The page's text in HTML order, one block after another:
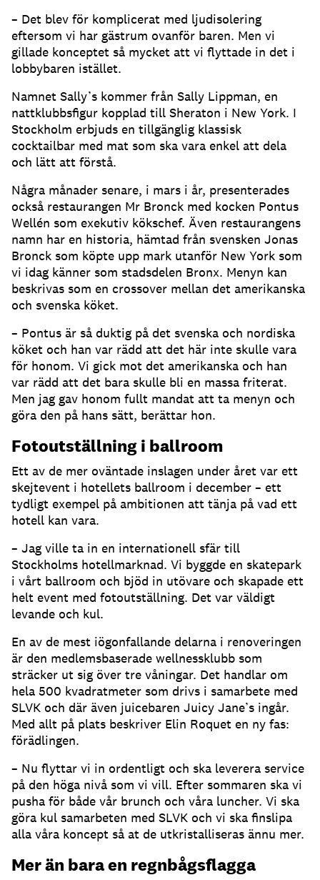
– Det blev för komplicerat med ljudisolering
eftersom vi har gästrum ovanför baren. Men vi
gillade konceptet så mycket att vi flyttade in det i
lobbybaren istället.
Namnet Sally’s kommer från Sally Lippman, en
nattklubbsfigur kopplad till Sheraton i New York. I
Stockholm erbjuds en tillgänglig klassisk
cocktailbar med mat som ska vara enkel att dela
och lätt att förstå.
Några månader senare, i mars i år, presenterades
också restaurangen Mr Bronck med kocken Pontus
Wellén som exekutiv kökschef. Även restaurangens
namn har en historia, hämtad från svensken Jonas
Bronck som köpte upp mark utanför New York som
vi idag känner som stadsdelen Bronx. Menyn kan
beskrivas som en crossover mellan det amerikanska
och svenska köket.
– Pontus är så duktig på det svenska och nordiska
köket och han var rädd att det här inte skulle vara
för honom. Vi gick mot det amerikanska och han
var rädd att det bara skulle bli en massa friterat.
Men jag gav honom fullt mandat att ta menyn och
göra den på hans sätt, berättar hon.
Fotoutställning i ballroom
Ett av de mer oväntade inslagen under året var ett
skejtevent i hotellets ballroom i december – ett
tydligt exempel på ambitionen att tänja på vad ett
hotell kan vara.
– Jag ville ta in en internationell sfär till
Stockholms hotellmarknad. Vi byggde en skatepark
i vårt ballroom och bjöd in utövare och skapade ett
helt event med fotoutställning. Det var väldigt
levande och kul.
En av de mest iögonfallande delarna i renoveringen
är den medlemsbaserade wellnessklubb som
sträcker ut sig över tre våningar. Det handlar om
hela 500 kvadratmeter som drivs i samarbete med
SLVK och där även juicebaren Juicy Jane’s ingår.
Med allt på plats beskriver Elin Roquet en ny fas:
förädlingen.
– Nu flyttar vi in ordentligt och ska leverera service
på den höga nivå som vi vill. Efter sommaren ska vi
pusha för både vår brunch och våra luncher. Vi ska
göra kul samarbeten med SLVK och vi ska finslipa
alla våra koncept så at de utkristalliseras ännu mer.
Mer än bara en regnbågsflagga